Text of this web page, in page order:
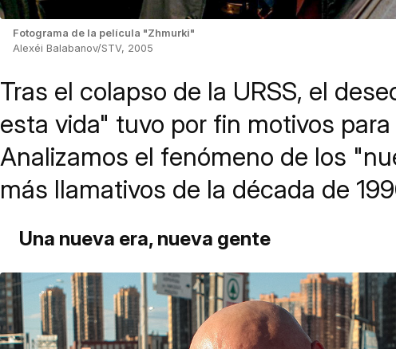
Fotograma de la película "Zhmurki"
Alexéi Balabanov/STV, 2005
Tras el colapso de la URSS, el
esta vida" tuvo por fin motivos
Analizamos el fenómeno de los
más llamativos de la década de
Una nueva era, nueva gente